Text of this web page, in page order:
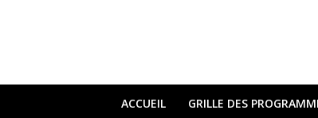
ACCUEIL GRILLE DES